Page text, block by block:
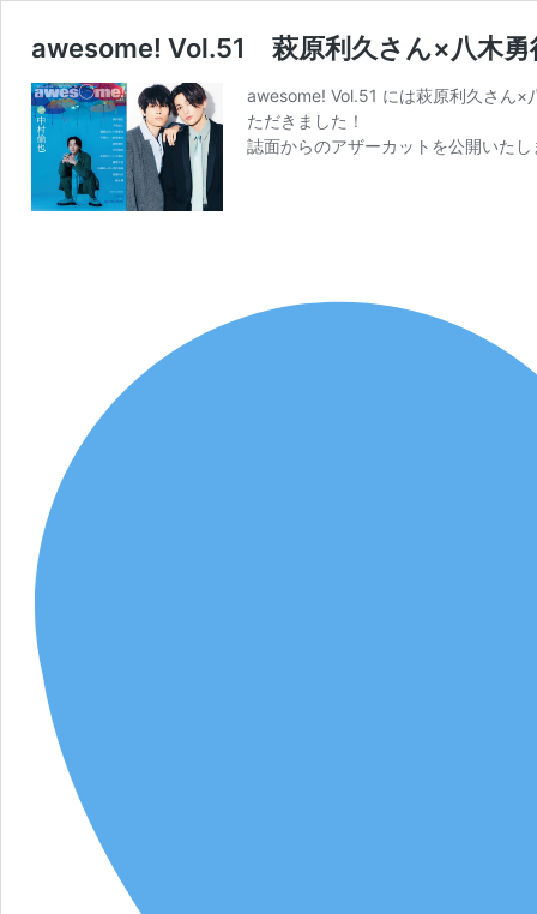
awesome! Vol.51 萩原利久さん×八木勇
awesome! Vol.51 には萩原利久さん
ただきました！
誌面からのアザーカットを公開いたし